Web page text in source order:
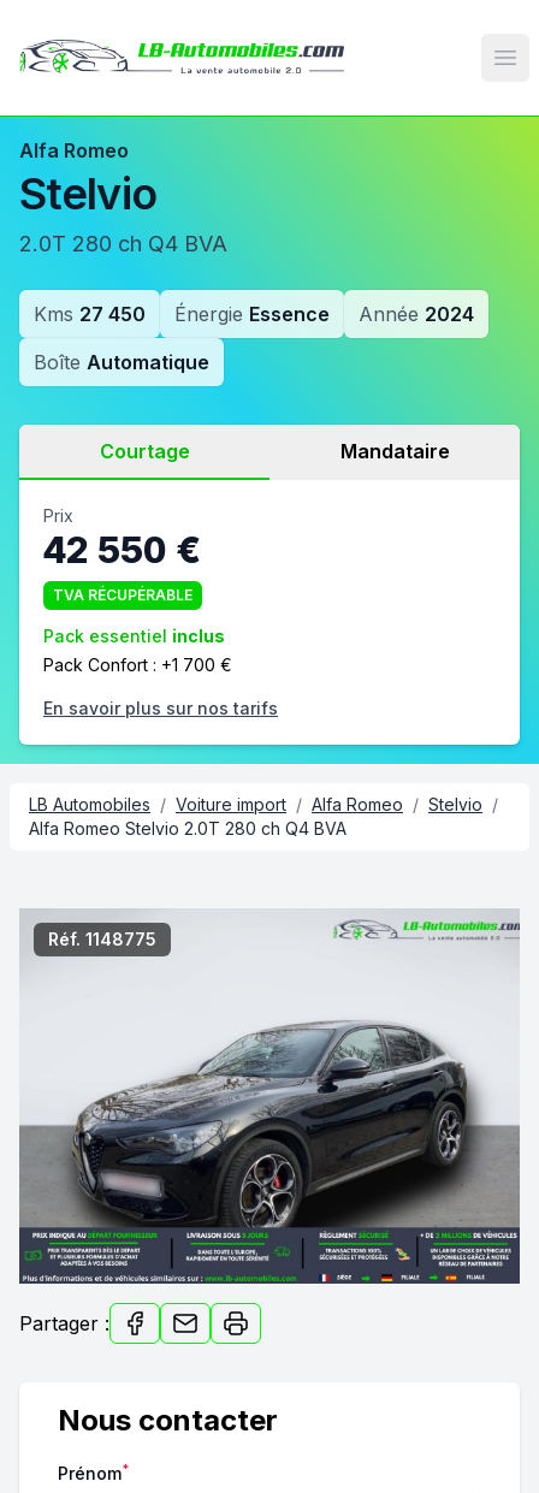
Alfa Romeo
Stelvio
2.0T 280 ch Q4 BVA
Kms 27 450 Énergie Essence Année 2024
Boîte Automatique
Courtage Mandataire
Prix
42 550 €
TVA RÉCUPÉRABLE
Pack essentiel inclus
Pack Confort : +1 700 €
En savoir plus sur nos tarifs
LB Automobiles / Voiture import / Alfa Romeo / Stelvio /
Alfa Romeo Stelvio 2.0T 280 ch Q4 BVA
Réf. 1148775
Partager :
Nous contacter
Prénom*